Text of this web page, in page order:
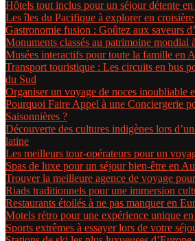
Hôtels tout inclus pour un séjour détente
Les îles du Pacifique à explorer en croisière
Gastronomie fusion : Goûtez aux saveurs
Monuments classés au patrimoine mondial
Musées interactifs pour toute la famille en
Transport touristique : Les circuits en bus
du Sud
Organiser un voyage de noces inoubliable
Pourquoi Faire Appel à une Conciergerie
Saisonnières ?
Découverte des cultures indigènes lors
latine
Les meilleurs tour-opérateurs pour un
Spas de luxe pour un séjour bien-être en
Trouver la meilleure agence de voyage
Riads traditionnels pour une immersion
Restaurants étoilés à ne pas manquer en
Motels rétro pour une expérience unique
Sports extrêmes à essayer lors de votre